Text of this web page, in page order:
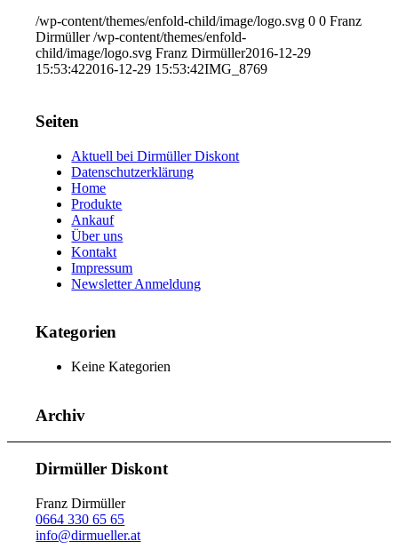
/wp-content/themes/enfold-child/image/logo.svg 0 0 Franz
Dirmüller /wp-content/themes/enfold-
child/image/logo.svg Franz Dirmüller2016-12-29
15:53:422016-12-29 15:53:42IMG_8769
Seiten
Aktuell bei Dirmüller Diskont
Datenschutzerklärung
Home
Produkte
Ankauf
Über uns
Kontakt
Impressum
Newsletter Anmeldung
Kategorien
Keine Kategorien
Archiv
Dirmüller Diskont
Franz Dirmüller
0664 330 65 65
info@dirmueller.at